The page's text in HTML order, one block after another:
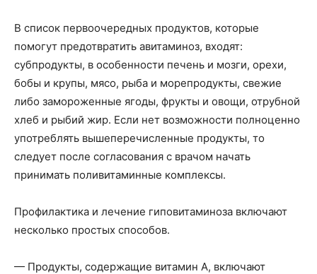
В список первоочередных продуктов, которые
помогут предотвратить авитаминоз, входят:
субпродукты, в особенности печень и мозги, орехи,
бобы и крупы, мясо, рыба и морепродукты, свежие
либо замороженные ягоды, фрукты и овощи, отрубной
хлеб и рыбий жир. Если нет возможности полноценно
употреблять вышеперечисленные продукты, то
следует после согласования с врачом начать
принимать поливитаминные комплексы.
Профилактика и лечение гиповитаминоза включают
несколько простых способов.
— Продукты, содержащие витамин А, включают